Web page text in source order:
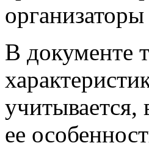
В документе
учитывается,
ее